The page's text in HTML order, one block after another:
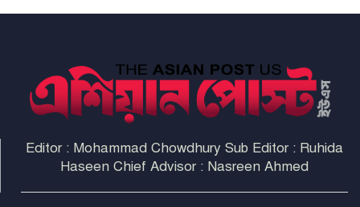
Editor : Mohammad Chowdhury Sub Editor : Ruhida
Haseen Chief Advisor : Nasreen Ahmed